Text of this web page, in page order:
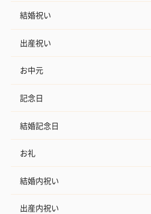
結婚祝い
出産祝い
お中元
記念日
結婚記念日
お礼
結婚内祝い
出産内祝い